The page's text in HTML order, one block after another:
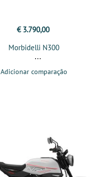
€ 3.790,00
Morbidelli N300
Adicionar comparação